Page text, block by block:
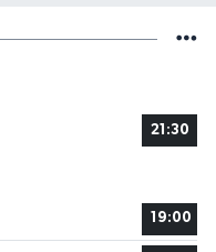
21:30
19:00